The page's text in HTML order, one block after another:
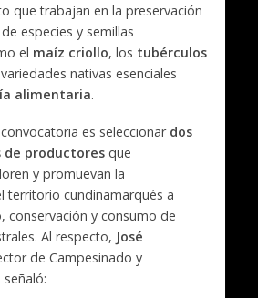
que trabajan en la preservación
especies y semillas
el maíz criollo, los tubérculos
nativas esenciales
alimentaria.
es seleccionar dos
de productoresque
y promuevan la
territorio cundinamarqués a
conservación y consumo de
Al respecto, José
de Campesinado y
señaló: